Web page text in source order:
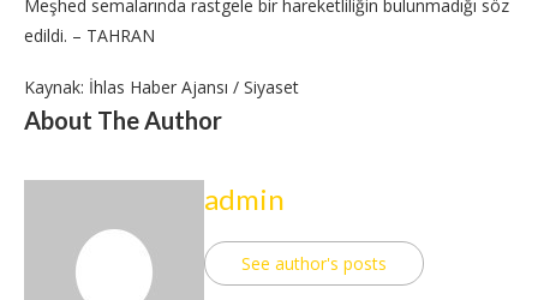
Meşhed semalarında rastgele bir hareketliliğin bulunmadığı söz
edildi. – TAHRAN
Kaynak: İhlas Haber Ajansı / Siyaset
About The Author
admin
See author's posts